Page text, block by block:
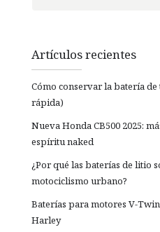
Artículos recientes
Cómo conservar la batería
rápida)
Nueva Honda CB500 2025:
espíritu naked
¿Por qué las baterías de litio
motociclismo urbano?
Baterías para motores V-
Harley